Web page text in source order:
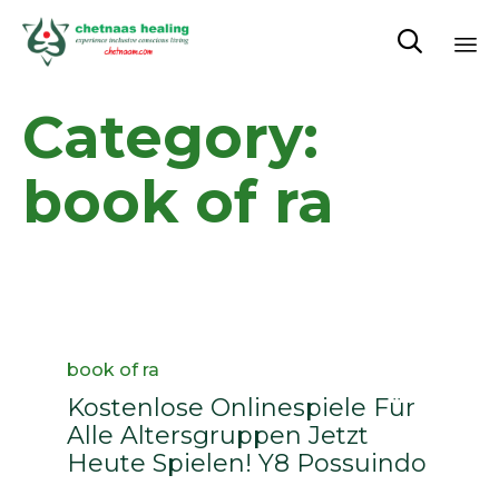

Category:
book of ra
Category
book of ra
Kostenlose Onlinespiele Für
Alle Altersgruppen Jetzt
Heute Spielen! Y8 Possuindo